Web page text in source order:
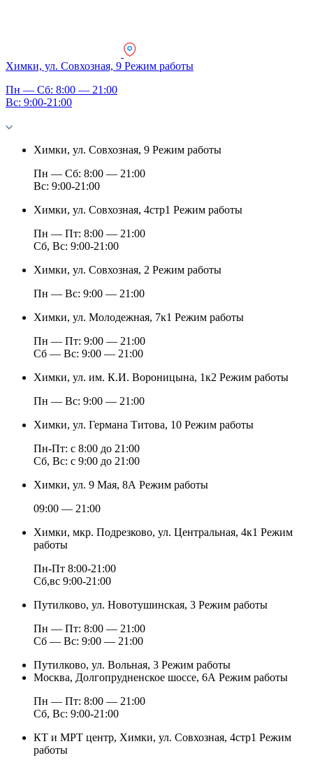
Химки, ул. Совхозная, 9 Режим работы
Пн — Сб: 8:00 — 21:00
Вс: 9:00-21:00
Химки, ул. Совхозная, 9 Режим работы
Пн — Сб: 8:00 — 21:00
Вс: 9:00-21:00
Химки, ул. Совхозная, 4стр1 Режим работы
Пн — Пт: 8:00 — 21:00
Сб, Вс: 9:00-21:00
Химки, ул. Совхозная, 2 Режим работы
Пн — Вс: 9:00 — 21:00
Химки, ул. Молодежная, 7к1 Режим работы
Пн — Пт: 9:00 — 21:00
Cб — Вс: 9:00 — 21:00
Химки, ул. им. К.И. Вороницына, 1к2 Режим работы
Пн — Вс: 9:00 — 21:00
Химки, ул. Германа Титова, 10 Режим работы
Пн-Пт: с 8:00 до 21:00
Сб, Вс: с 9:00 до 21:00
Химки, ул. 9 Мая, 8А Режим работы
09:00 — 21:00
Химки, мкр. Подрезково, ул. Центральная, 4к1 Режим
работы
Пн-Пт 8:00-21:00
Сб,вс 9:00-21:00
Путилково, ул. Новотушинская, 3 Режим работы
Пн — Пт: 8:00 — 21:00
Сб — Вс: 9:00 — 21:00
Путилково, ул. Вольная, 3 Режим работы
Москва, Долгопрудненское шоссе, 6А Режим работы
Пн — Пт: 8:00 — 21:00
Сб, Вс: 9:00-21:00
КТ и МРТ центр, Химки, ул. Совхозная, 4стр1 Режим
работы